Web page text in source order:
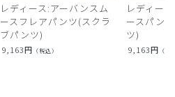
レディース:アーバンスム
ースフレアパンツ(スクラ
ブパンツ)
9,163円 （税込）
レディー
ースパン
ツ)
9,163円 （税